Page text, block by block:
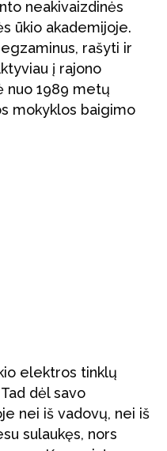
neakivaizdinės
ūkio akademijoje.
rašyti ir
į rajono
nuo 1989 metų
mokyklos baigimo
elektros tinklų
dėl savo
nei iš vadovų, nei iš
sulaukęs, nors